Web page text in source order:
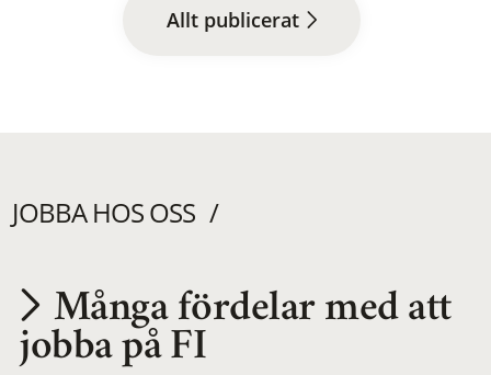
Allt publicerat
JOBBA HOS OSS
Utvecklas på en
Många fördelar med att
jobba på FI